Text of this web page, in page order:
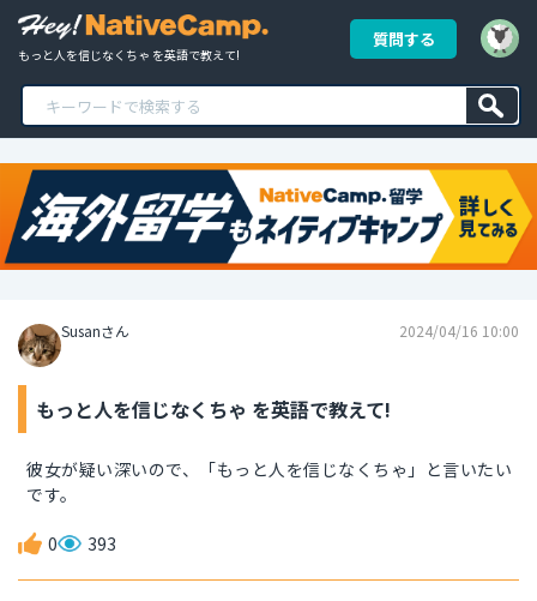
もっと人を信じなくちゃ を英語で教えて!
質問する
Susanさん 2024/04/16 10:00
もっと人を信じなくちゃ を英語で教えて!
彼女が疑い深いので、「もっと人を信じなくちゃ」と言いたい
です。
0 393